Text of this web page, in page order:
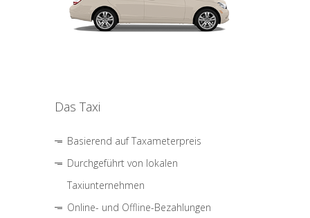
Das Taxi
Basierend auf Taxameterpreis
Durchgeführt von lokalen
Taxiunternehmen
Online- und Offline-Bezahlungen